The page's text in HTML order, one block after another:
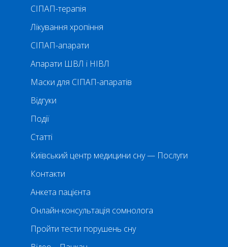
СІПАП-терапія
Лікування хропіння
СІПАП-апарати
Апарати ШВЛ і НІВЛ
Маски для СІПАП-апаратів
Відгуки
Події
Статті
Київський центр медицини сну — Послуги
Контакти
Анкета пацієнта
Онлайн-консультація сомнолога
Пройти тести порушень сну